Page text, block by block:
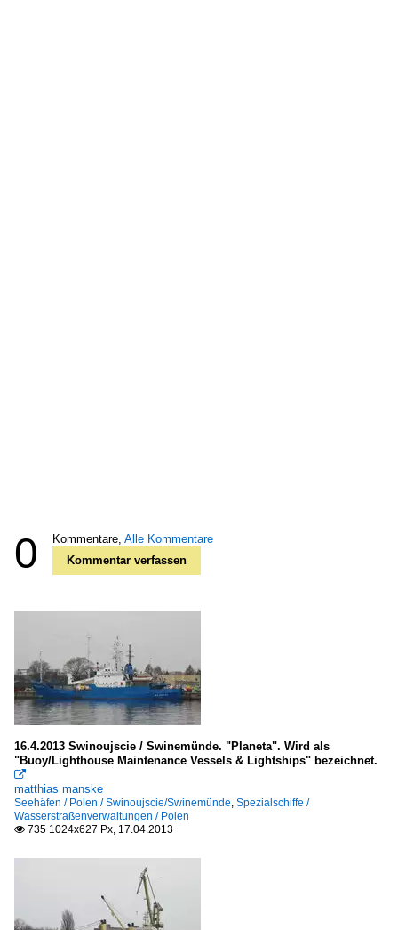
0 Kommentare, Alle Kommentare
Kommentar verfassen
16.4.2013 Swinoujscie / Swinemünde. "Planeta". Wird als
"Buoy/Lighthouse Maintenance Vessels & Lightships" bezeichnet.

matthias manske
Seehäfen / Polen / Swinoujscie/Swinemünde Spezialschiffe /
Wasserstraßenverwaltungen / Polen
 735 1024x627 Px, 17.04.2013